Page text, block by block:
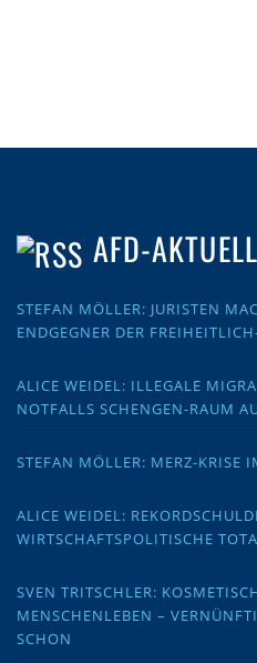
AFD-AKTUELL
STEFAN MÖLLER: JURISTEN
ENDGEGNER DER
ALICE WEIDEL: ILLEGALE
NOTFALLS SCHENGEN-RAUM
STEFAN MÖLLER: MERZ-KRISE
ALICE WEIDEL:
WIRTSCHAFTSPOLITISCHE
SVEN TRITSCHLER:
MENSCHENLEBEN –
SCHON